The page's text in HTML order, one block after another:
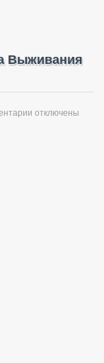
Выживания
котключены